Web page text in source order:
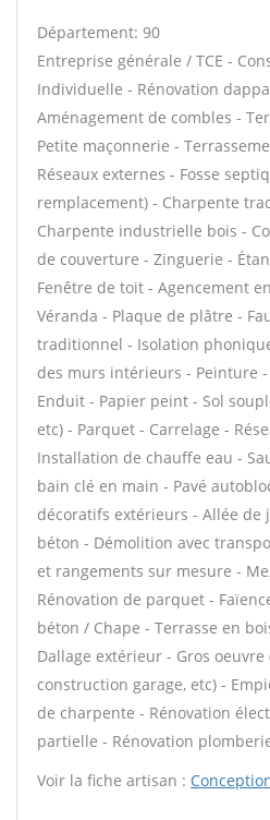
Département: 90
Entreprise générale / TCE -
Individuelle - Rénovation
Aménagement de combles -
Petite maçonnerie -
Réseaux externes - Fosse
remplacement) - Charpente
Charpente industrielle bois -
de couverture - Zinguerie -
Fenêtre de toit - Agencement
Véranda - Plaque de plâtre -
traditionnel - Isolation
des murs intérieurs - Peinture
Enduit - Papier peint - Sol
etc) - Parquet - Carrelage -
Installation de chauffe eau -
bain clé en main - Pavé
décoratifs extérieurs - Allée de
béton - Démolition avec
et rangements sur mesure -
Rénovation de parquet -
béton / Chape - Terrasse en
Dallage extérieur - Gros oeuvre
construction garage, etc) -
de charpente - Rénovation
partielle - Rénovation
Voir la fiche artisan :